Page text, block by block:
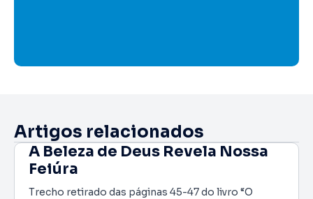
Artigos relacionados
A Beleza de Deus Revela Nossa
Feiúra
Trecho retirado das páginas 45-47 do livro “O